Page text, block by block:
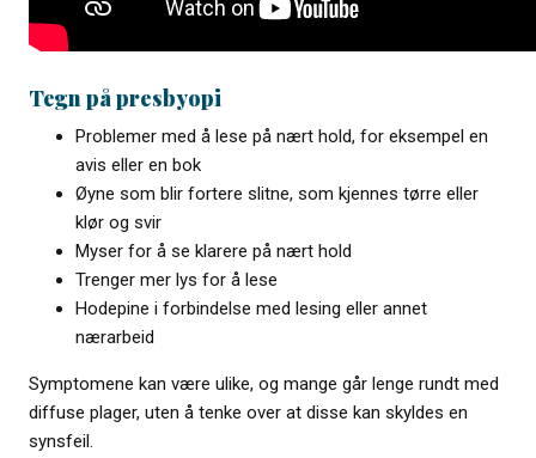
Tegn på presbyopi
Problemer med å lese på nært hold, for eksempel en
avis eller en bok
Øyne som blir fortere slitne, som kjennes tørre eller
klør og svir
Myser for å se klarere på nært hold
Trenger mer lys for å lese
Hodepine i forbindelse med lesing eller annet
nærarbeid
Symptomene kan være ulike, og mange går lenge rundt med
diffuse plager, uten å tenke over at disse kan skyldes en
synsfeil.